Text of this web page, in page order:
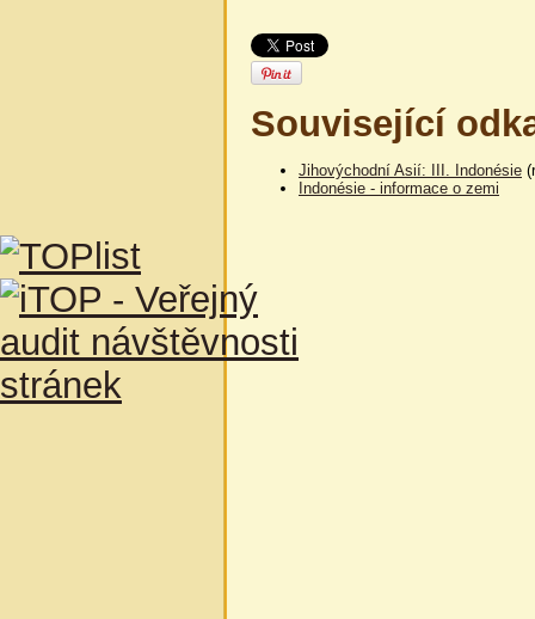
Související
Jihovýchodní Asií: III. Indonésie
Indonésie - informace o zemi